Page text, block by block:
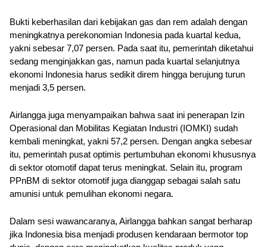
Bukti keberhasilan dari kebijakan gas dan rem adalah dengan
meningkatnya perekonomian Indonesia pada kuartal kedua,
yakni sebesar 7,07 persen. Pada saat itu, pemerintah diketahui
sedang menginjakkan gas, namun pada kuartal selanjutnya
ekonomi Indonesia harus sedikit direm hingga berujung turun
menjadi 3,5 persen.
Airlangga juga menyampaikan bahwa saat ini penerapan Izin
Operasional dan Mobilitas Kegiatan Industri (IOMKI) sudah
kembali meningkat, yakni 57,2 persen. Dengan angka sebesar
itu, pemerintah pusat optimis pertumbuhan ekonomi khususnya
di sektor otomotif dapat terus meningkat. Selain itu, program
PPnBM di sektor otomotif juga dianggap sebagai salah satu
amunisi untuk pemulihan ekonomi negara.
Dalam sesi wawancaranya, Airlangga bahkan sangat berharap
jika Indonesia bisa menjadi produsen kendaraan bermotor top